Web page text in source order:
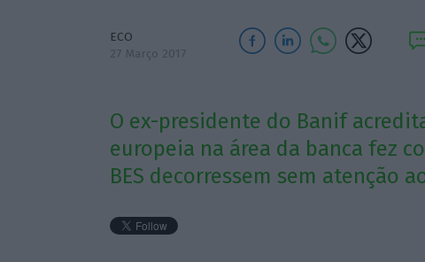
ECO
27 Março 2017
O ex-presidente do Banif
europeia na área da banca fez
BES decorressem sem atenção